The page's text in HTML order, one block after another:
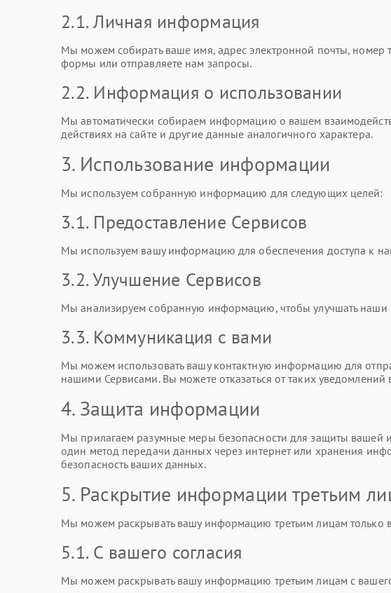
2.1. Личная информация
Мы можем собирать ваше имя, адрес электронной почты, номер
формы или отправляете нам запросы.
2.2. Информация о использовании
Мы автоматически собираем информацию о вашем
действиях на сайте и другие данные аналогичного характера.
3. Использование информации
Мы используем собранную информацию для следующих целей:
3.1. Предоставление Сервисов
Мы используем вашу информацию для обеспечения доступа к
3.2. Улучшение Сервисов
Мы анализируем собранную информацию, чтобы улучшать наши
3.3. Коммуникация с вами
Мы можем использовать вашу контактную информацию для
нашими Сервисами. Вы можете отказаться от таких
4. Защита информации
Мы прилагаем разумные меры безопасности для защиты вашей
один метод передачи данных через интернет или хранения
безопасность ваших данных.
5. Раскрытие информации третьим
Мы можем раскрывать вашу информацию третьим лицам только
5.1. С вашего согласия
Мы можем раскрывать вашу информацию третьим лицам с